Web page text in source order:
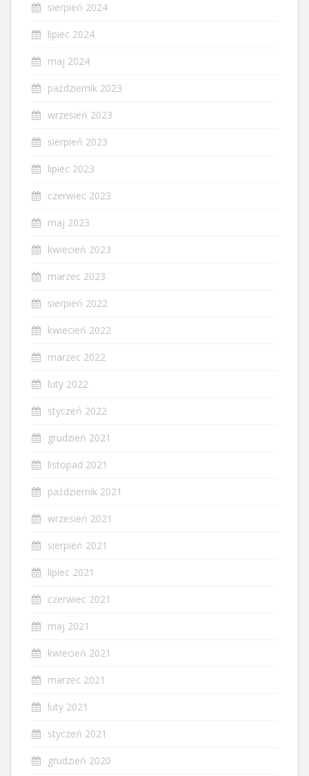
sierpień 2024
lipiec 2024
maj 2024
październik 2023
wrzesień 2023
sierpień 2023
lipiec 2023
czerwiec 2023
maj 2023
kwiecień 2023
marzec 2023
sierpień 2022
kwiecień 2022
marzec 2022
luty 2022
styczeń 2022
grudzień 2021
listopad 2021
październik 2021
wrzesień 2021
sierpień 2021
lipiec 2021
czerwiec 2021
maj 2021
kwiecień 2021
marzec 2021
luty 2021
styczeń 2021
grudzień 2020